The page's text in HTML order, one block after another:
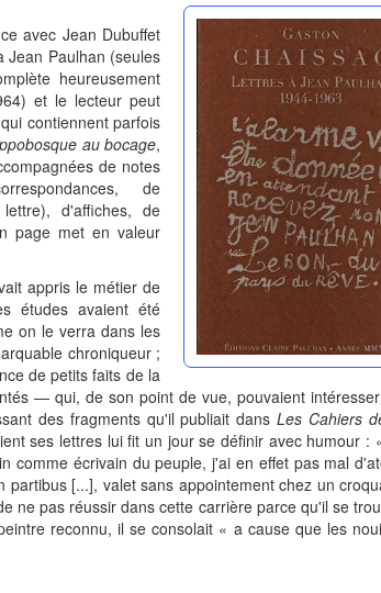
avec Jean Dubuffet
Jean Paulhan (seules
heureusement
et le lecteur peut
contiennent parfois
au bocage,
de notes
de
d'affiches, de
page met en valeur
appris le métier de
études avaient été
on le verra dans les
chroniqueur ;
de petits faits de la
— qui, de son point de vue, pouvaient
des fragments qu'il publiait dansLes Cahiers
ses lettres lui fit un jour se définir avec humour :
comme écrivain du peuple, j'ai en effet pas mal
[...], valet sans appointement chez un
ne pas réussir dans cette carrière parce qu'il se
reconnu, il se consolait « a cause que les